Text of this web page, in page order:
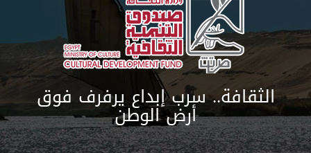
الثقافة.. سرب إبداع يرفرف فوق
أرض الوطن